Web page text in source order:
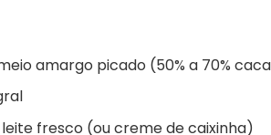
amargo picado (50% a 70%
fresco (ou creme de caixinha)